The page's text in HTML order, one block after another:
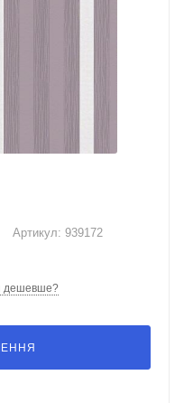
Артикул: 939172
дешевше?